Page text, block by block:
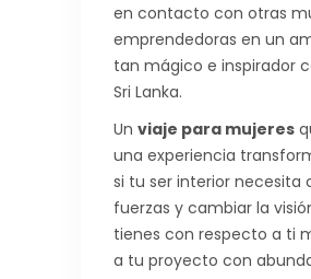
en contacto con otras
emprendedoras en un
tan mágico e inspirador
Sri Lanka.
Un viaje para mujeres
una experiencia
si tu ser interior necesita
fuerzas y cambiar la
tienes con respecto a ti
a tu proyecto con